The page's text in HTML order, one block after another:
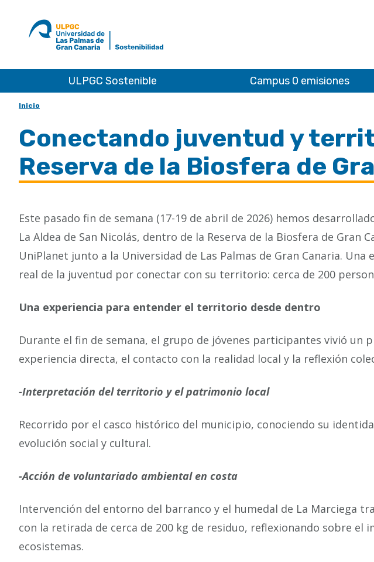
ULPGC
inicio
Sostenibilidad
ULPGC Sostenible Campus 0 emisiones
Inicio
Conectando juventud y
Reserva de la Biosfera de
Este pasado fin de semana (17-19 de abril de 2026) hemos
La Aldea de San Nicolás, dentro de la Reserva de la Biosfera de Gran
UniPlanet junto a la Universidad de Las Palmas de Gran Canaria.
real de la juventud por conectar con su territorio: cerca de 200
Una experiencia para entender el territorio desde dentro
Durante el fin de semana, el grupo de jóvenes participantes vivió un
experiencia directa, el contacto con la realidad local y la reflexión
-Interpretación del territorio y el patrimonio local
Recorrido por el casco histórico del municipio, conociendo su
evolución social y cultural.
-Acción de voluntariado ambiental en costa
Intervención del entorno del barranco y el humedal de La Marciega
con la retirada de cerca de 200 kg de residuo, reflexionando sobre el
ecosistemas.